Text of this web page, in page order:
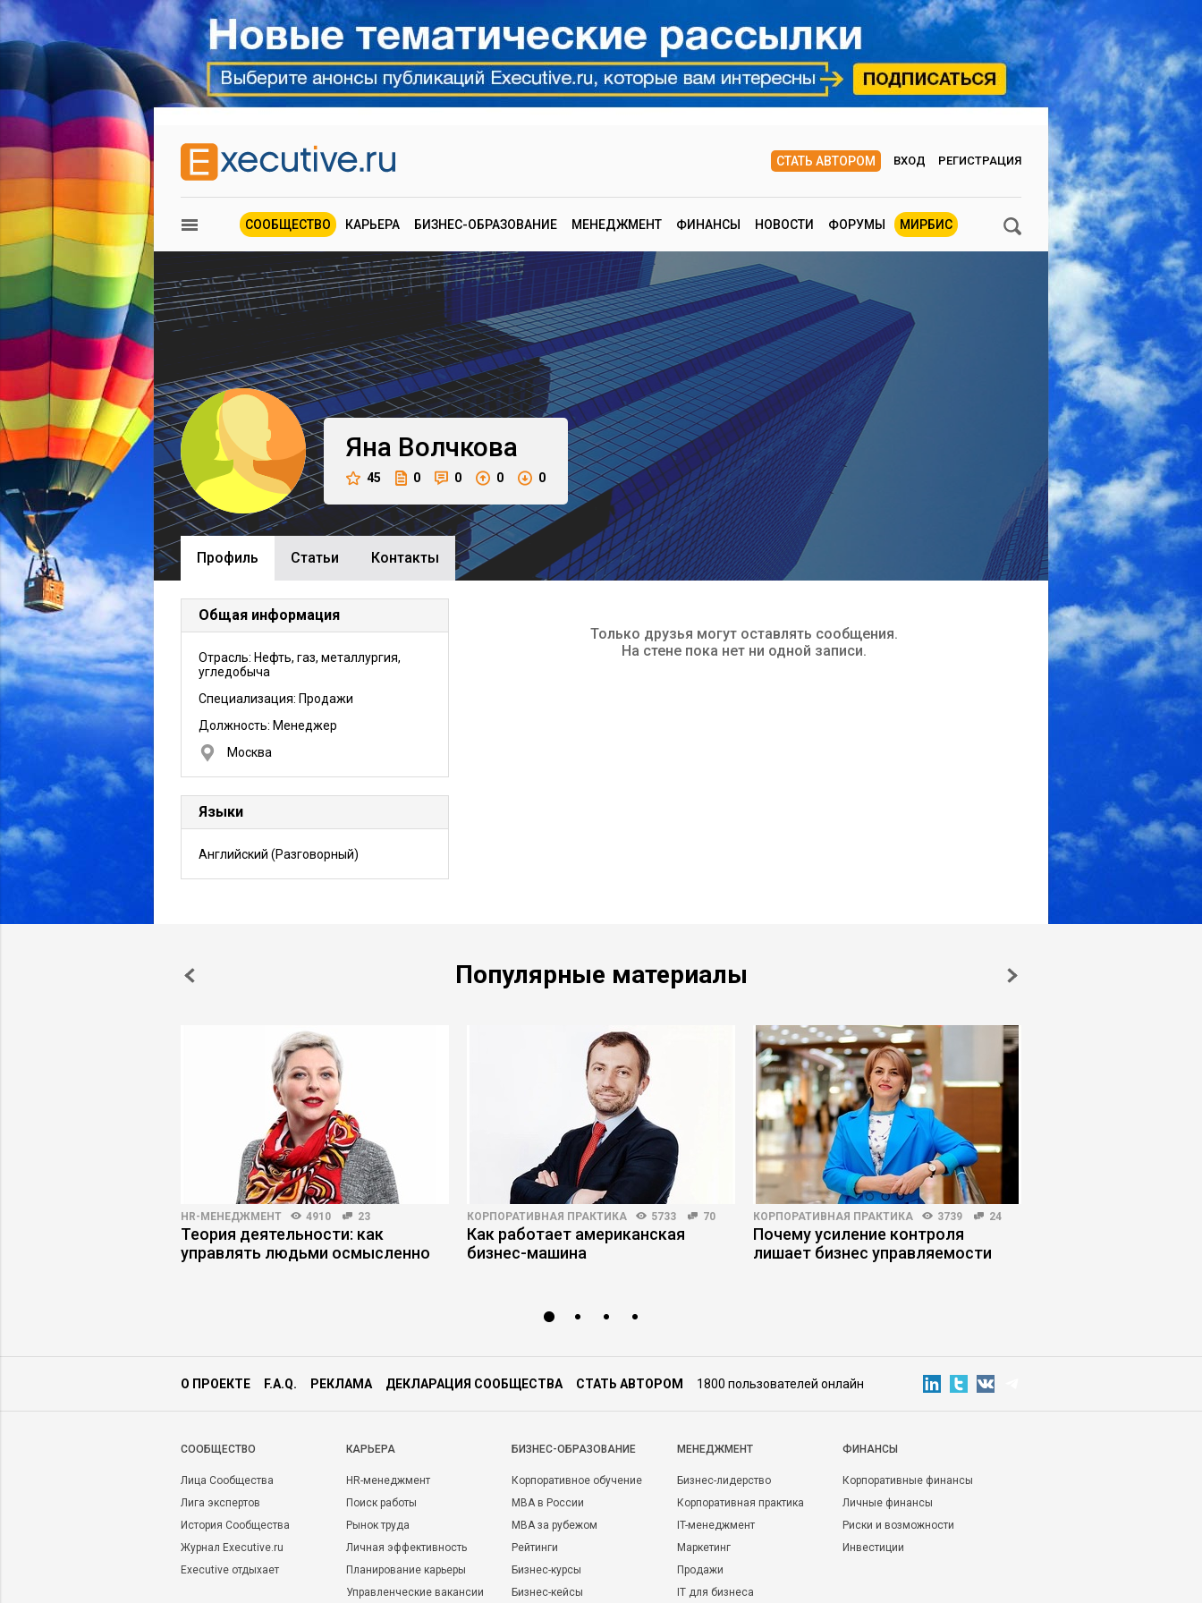
СТАТЬ АВТОРОМ ВХОД РЕГИСТРАЦИЯ
СООБЩЕСТВО КАРЬЕРА БИЗНЕС-ОБРАЗОВАНИЕ МЕНЕДЖМЕНТ ФИНАНСЫ НОВОСТИ ФОРУМЫ МИРБИС
Яна Волчкова
45 0 0 0 0
Профиль Cтатьи Контакты
Общая информация
Отрасль: Нефть, газ, металлургия,
угледобыча
Специализация: Продажи
Должность: Менеджер
Москва
Языки
Английский (Разговорный)
Только друзья могут оставлять сообщения.
На стене пока нет ни одной записи.
Популярные материалы
HR-МЕНЕДЖМЕНТ 4910 23
Теория деятельности: как
управлять людьми осмысленно
КОРПОРАТИВНАЯ ПРАКТИКА 5733 70
Как работает американская
бизнес-машина
КОРПОРАТИВНАЯ ПРАКТИКА 3739 24
Почему усиление контроля
лишает бизнес управляемости
О ПРОЕКТЕ F.A.Q. РЕКЛАМА ДЕКЛАРАЦИЯ СООБЩЕСТВА СТАТЬ АВТОРОМ 1800 пользователей онлайн
CООБЩЕСТВО
Лица Сообщества
Лига экспертов
История Сообщества
Журнал Executive.ru
Executive отдыхает
КАРЬЕРА
HR-менеджмент
Поиск работы
Рынок труда
Личная эффективность
Планирование карьеры
Управленческие вакансии
БИЗНЕС-ОБРАЗОВАНИЕ
Корпоративное обучение
MBA в России
MBA за рубежом
Рейтинги
Бизнес-курсы
Бизнес-кейсы
МЕНЕДЖМЕНТ
Бизнес-лидерство
Корпоративная практика
IT-менеджмент
Маркетинг
Продажи
IT для бизнеса
ФИНАНСЫ
Корпоративные финансы
Личные финансы
Риски и возможности
Инвестиции